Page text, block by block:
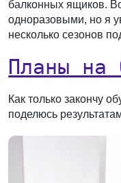
балконных ящиков.
одноразовыми, но я
несколько сезонов
Планы на
Как только закончу
поделюсь